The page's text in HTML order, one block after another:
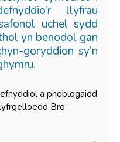
llyfrau
uchel sydd
yn benodol gan
goryddion sy’n
a phoblogaidd
Bro